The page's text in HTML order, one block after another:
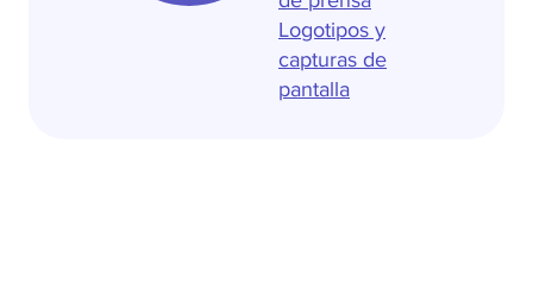
Logotipos y
capturas de
pantalla